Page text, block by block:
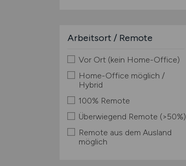
Arbeitsort / Remote
Vor Ort (kein Home-Office)
Home-Office möglich /
Hybrid
100% Remote
Überwiegend Remote (>50%)
Remote aus dem Ausland
möglich